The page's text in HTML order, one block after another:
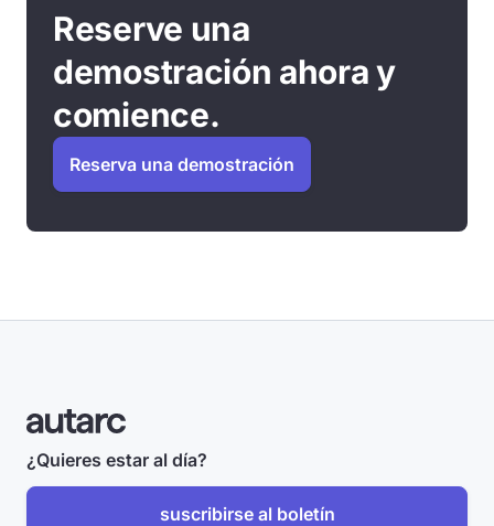
Reserve una
demostración ahora y
comience.
Reserva una demostración
¿Quieres estar al día?
suscribirse al boletín